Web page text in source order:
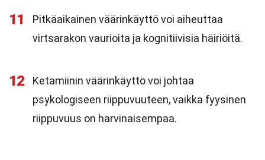
11
Pitkäaikainen väärinkäyttö voi aiheuttaa
virtsarakon vaurioita ja kognitiivisia häiriöitä.
12
Ketamiinin väärinkäyttö voi johtaa
psykologiseen riippuvuuteen, vaikka fyysinen
riippuvuus on harvinaisempaa.